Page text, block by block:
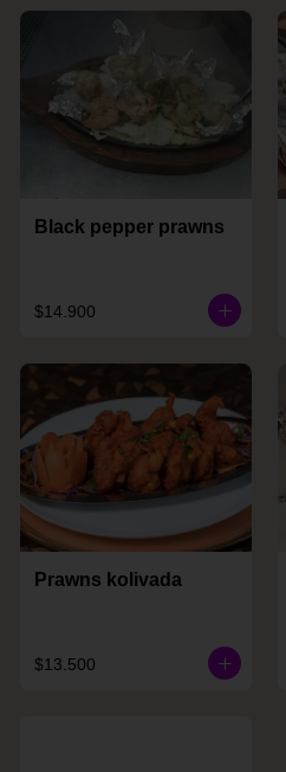
Black pepper prawns
$14.900
Prawns kolivada
$13.500